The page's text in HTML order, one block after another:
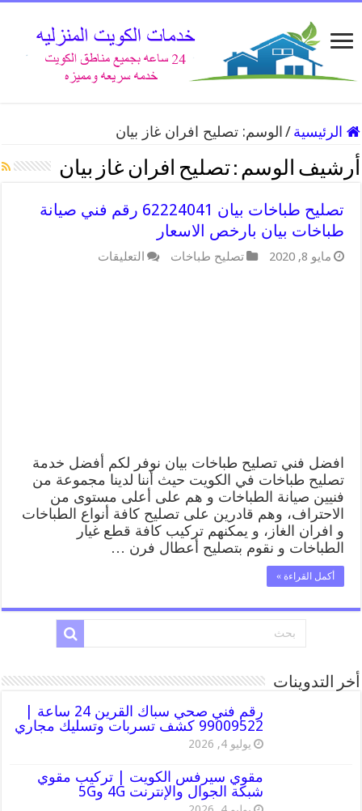
الرئيسية / الوسم:تصليح افران غاز بيان
أرشيف الوسم :تصليح افران غاز بيان
تصليح طباخات بيان 62224041 رقم فني صيانة
طباخات بيان بارخص الاسعار
مايو 8, 2020 تصليح طباخات التعليقات
افضل فني تصليح طباخات بيان نوفر لكم أفضل خدمة
تصليح طباخات في الكويت حيث أننا لدينا مجموعة من
فنيين صيانة الطباخات و هم على أعلى مستوى من
الاحتراف، وهم قادرين على تصليح كافة أنواع الطباخات
و افران الغاز، و يمكنهم تركيب كافة قطع غيار
الطباخات و نقوم بتصليح أعطال فرن …
أكمل القراءة »
أخر التدوينات
رقم فني صحي سباك القرين 24 ساعة |
99009522 كشف تسربات وتسليك مجاري
يوليو 4, 2026
مقوي سيرفس الكويت | تركيب مقوي
شبكة الجوال والإنترنت 4G و5G